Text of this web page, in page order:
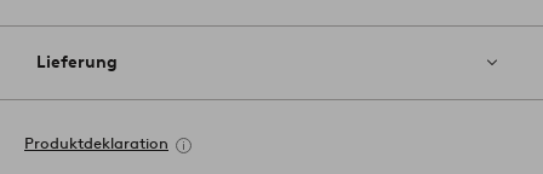
Lieferung
Produktdeklaration